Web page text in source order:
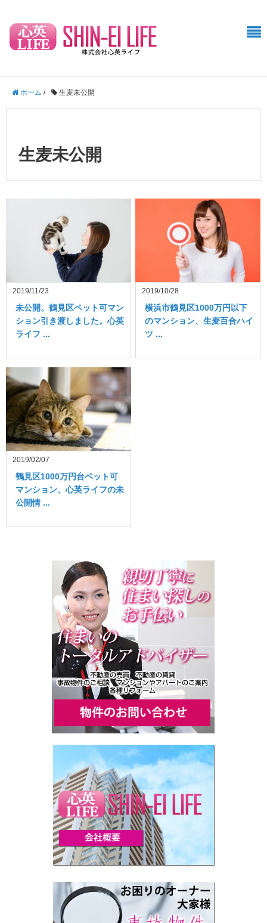
ホーム / 生麦未公開
生麦未公開
2019/11/23
未公開。鶴見区ペット可マン
ション引き渡しました。心英
ライフ ...
2019/10/28
横浜市鶴見区1000万円以下
のマンション、生麦百合ハイ
ツ ...
2019/02/07
鶴見区1000万円台ペット可
マンション、心英ライフの未
公開情 ...